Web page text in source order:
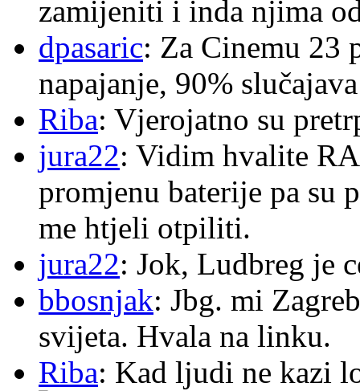
zamijeniti i inda njima
dpasaric: Za Cinemu 23
napajanje, 90%
Riba: Vjerojatno su
jura22: Vidim hvalite
promjenu baterije pa su
me htjeli otpiliti.
jura22: Jok, Ludbreg je
bbosnjak: Jbg. mi
svijeta. Hvala na linku.
Riba: Kad ljudi ne kazi